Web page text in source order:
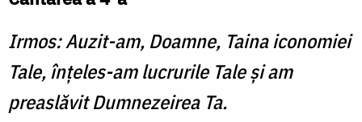
Irmos: Auzit-am, Doamne, Taina iconomiei
Tale, înţeles-am lucrurile Tale şi am
preaslăvit Dumnezeirea Ta.